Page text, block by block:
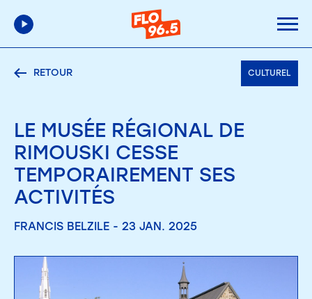
RETOUR CULTUREL
LE MUSÉE RÉGIONAL DE
RIMOUSKI CESSE
TEMPORAIREMENT SES
ACTIVITÉS
FRANCIS BELZILE - 23 JAN. 2025